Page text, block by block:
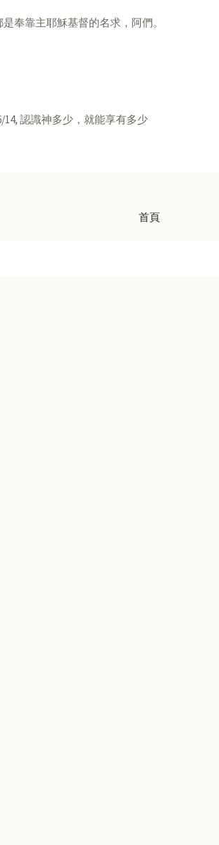
奉靠主耶穌基督的名求，阿們。
14, 認識神多少，就能享有多少
首頁